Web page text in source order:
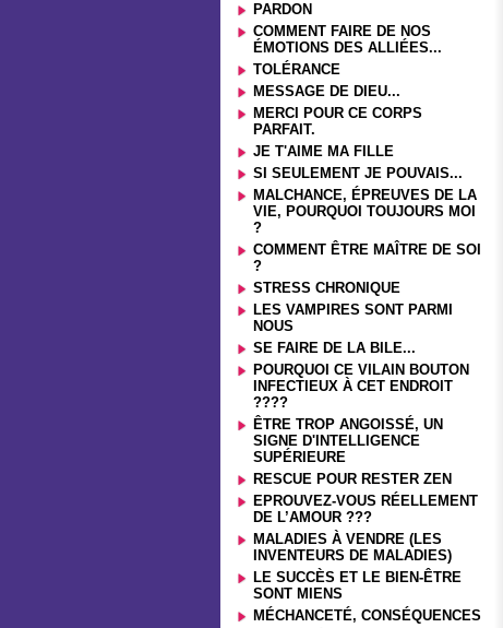
PARDON
COMMENT FAIRE DE NOS
ÉMOTIONS DES ALLIÉES...
TOLÉRANCE
MESSAGE DE DIEU...
MERCI POUR CE CORPS
PARFAIT.
JE T'AIME MA FILLE
SI SEULEMENT JE POUVAIS...
MALCHANCE, ÉPREUVES DE LA
VIE, POURQUOI TOUJOURS MOI
?
COMMENT ÊTRE MAÎTRE DE SOI
?
STRESS CHRONIQUE
LES VAMPIRES SONT PARMI
NOUS
SE FAIRE DE LA BILE...
POURQUOI CE VILAIN BOUTON
INFECTIEUX À CET ENDROIT
????
ÊTRE TROP ANGOISSÉ, UN
SIGNE D'INTELLIGENCE
SUPÉRIEURE
RESCUE POUR RESTER ZEN
EPROUVEZ-VOUS RÉELLEMENT
DE L’AMOUR ???
MALADIES À VENDRE (LES
INVENTEURS DE MALADIES)
LE SUCCÈS ET LE BIEN-ÊTRE
SONT MIENS
MÉCHANCETÉ, CONSÉQUENCES